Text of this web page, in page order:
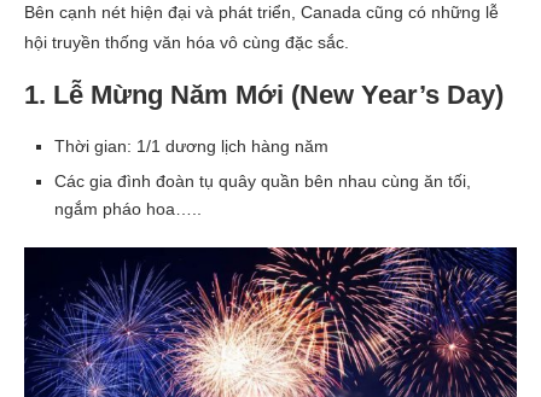
Bên cạnh nét hiện đại và phát triển, Canada cũng có những lễ
hội truyền thống văn hóa vô cùng đặc sắc.
1. Lễ Mừng Năm Mới (New Year’s Day)
Thời gian: 1/1 dương lịch hàng năm
Các gia đình đoàn tụ quây quần bên nhau cùng ăn tối,
ngắm pháo hoa…..